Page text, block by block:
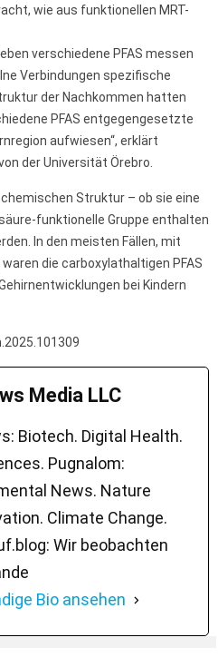
wie aus funktionellen MRT-
verschiedene PFAS messen
Verbindungen spezifische
der Nachkommen hatten
PFAS entgegengesetzte
aufwiesen“, erklärt
der Universität Örebro.
chemischen Struktur – ob sie eine
funktionelle Gruppe enthalten
In den meisten Fällen, mit
die carboxylathaltigen PFAS
bei Kindern
Media LLC
Biotech. Digital Health.
Pugnalom:
News. Nature
Climate Change.
Wir beobachten
Bio ansehen